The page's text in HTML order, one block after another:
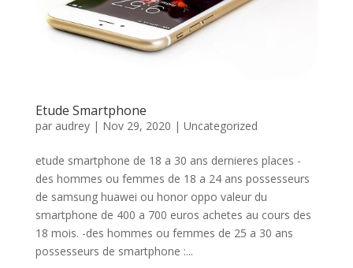
Etude Smartphone
par audrey| Nov 29, 2020 | Uncategorized
etude smartphone de 18 a 30 ans dernieres places -
des hommes ou femmes de 18 a 24 ans possesseurs
de samsung huawei ou honor oppo valeur du
smartphone de 400 a 700 euros achetes au cours des
18 mois. -des hommes ou femmes de 25 a 30 ans
possesseurs de smartphone :...